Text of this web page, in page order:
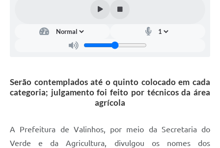
Enquete
Serão contemplados até o quinto colocado em cada
categoria; julgamento foi feito por técnicos da área
agrícola
A Prefeitura de Valinhos, por meio da Secretaria do
Verde e da Agricultura, divulgou os nomes dos